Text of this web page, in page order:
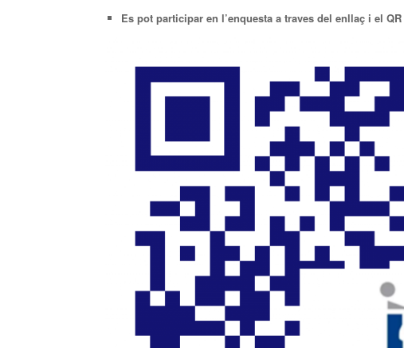
Es pot participar en l’enquesta a traves del enllaç i el QR